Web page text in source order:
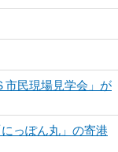
市民現場見学会」が
っぽん丸」の寄港